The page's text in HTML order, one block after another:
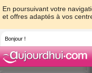
En poursuivant votre
et offres adaptés à vos
Bonjour !